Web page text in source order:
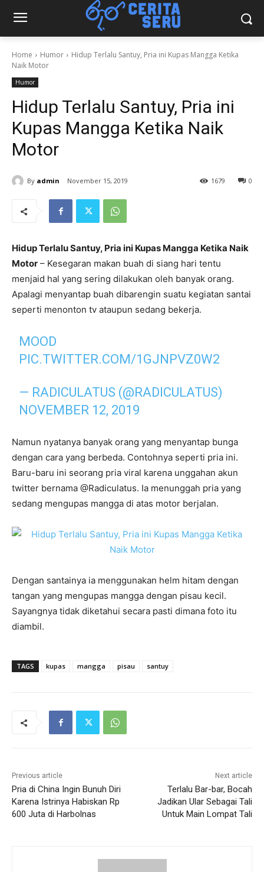
Home Humor
Hidup Terlalu Santuy, Pria ini Kupas Mangga Ketika
Naik Motor
Humor
Hidup Terlalu Santuy, Pria ini
Kupas Mangga Ketika Naik
Motor
By admin November 15, 2019 0
1679
Hidup Terlalu Santuy, Pria ini Kupas Mangga Ketika Naik
Motor – Kesegaran makan buah di siang hari tentu
menjaid hal yang sering dilakukan oleh banyak orang.
Apalagi menyantap buah dibarengin suatu kegiatan santai
seperti menonton tv ataupun sedang bekerja.
MOOD
PIC.TWITTER.COM/1GJNPVZ0W2
— RADICULATUS (@RADICULATUS)
NOVEMBER 12, 2019
Namun nyatanya banyak orang yang menyantap bunga
dengan cara yang berbeda. Contohnya seperti pria ini.
Baru-baru ini seorang pria viral karena unggahan akun
twitter bernama @Radiculatus. Ia menunggah pria yang
sedang mengupas mangga di atas motor berjalan.
Dengan santainya ia menggunakan helm hitam dengan
tangan yang mengupas mangga dengan pisau kecil.
Sayangnya tidak diketahui secara pasti dimana foto itu
diambil.
TAGS kupas mangga pisau santuy
Previous article
Pria di China Ingin Bunuh Diri
Karena Istrinya Habiskan Rp
600 Juta di Harbolnas
Next article
Terlalu Bar-bar, Bocah
Jadikan Ular Sebagai Tali
Untuk Main Lompat Tali